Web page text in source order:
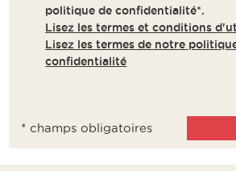
politique de confidentialité*.
Lisez les termes et conditions
Lisez les termes de notre
confidentialité
* champs obligatoires